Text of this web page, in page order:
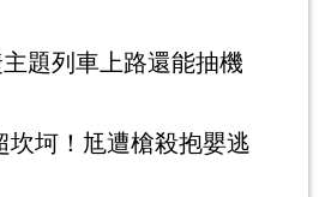
題列車上路還能抽機
坎坷！尪遭槍殺抱嬰逃